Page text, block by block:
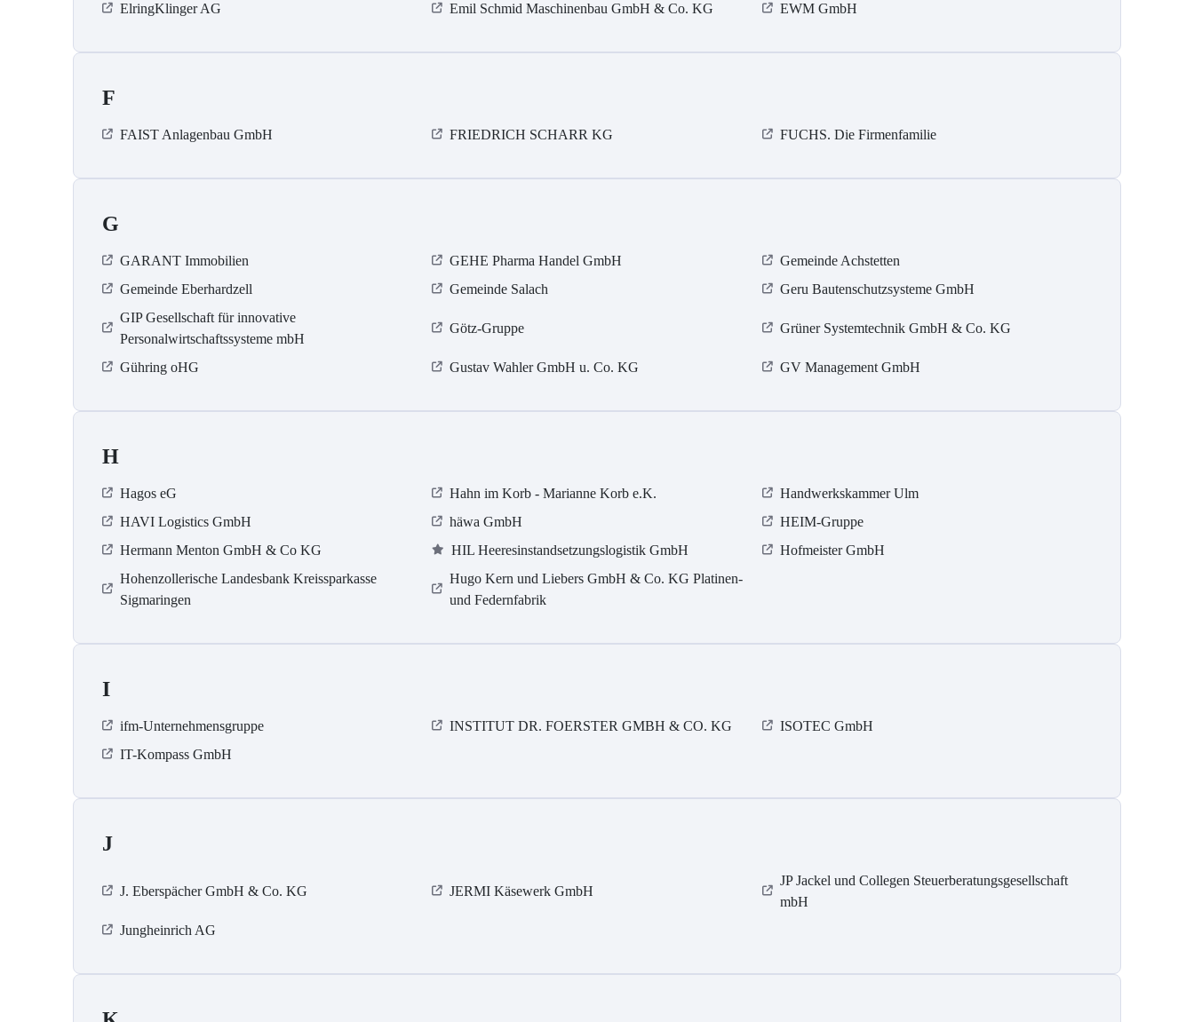
ElringKlinger AG
Emil Schmid Maschinenbau GmbH & Co. KG EWM GmbH
F
FAIST Anlagenbau GmbH FRIEDRICH SCHARR KG FUCHS. Die Firmenfamilie
G
GARANT Immobilien GEHE Pharma Handel GmbH
Gemeinde Achstetten
Gemeinde Eberhardzell
Gemeinde Salach
Geru Bautenschutzsysteme GmbH
GIP Gesellschaft für innovative
Personalwirtschaftssysteme mbH
Götz-Gruppe Grüner Systemtechnik GmbH & Co. KG
Gühring oHG Gustav Wahler GmbH u. Co. KG GV Management GmbH
H
Hagos eG Hahn im Korb - Marianne Korb e.K.
Handwerkskammer Ulm
HAVI Logistics GmbH
häwa GmbH
HEIM-Gruppe
Hermann Menton GmbH & Co KG
HIL Heeresinstandsetzungslogistik GmbH
Hofmeister GmbH
Hohenzollerische Landesbank Kreissparkasse
Sigmaringen
Hugo Kern und Liebers GmbH & Co. KG Platinen-
und Federnfabrik
I
ifm-Unternehmensgruppe INSTITUT DR. FOERSTER GMBH & CO. KG
ISOTEC GmbH
IT-Kompass GmbH
J
J. Eberspächer GmbH & Co. KG JERMI Käsewerk GmbH
JP Jackel und Collegen Steuerberatungsgesellschaft
mbH
Jungheinrich AG